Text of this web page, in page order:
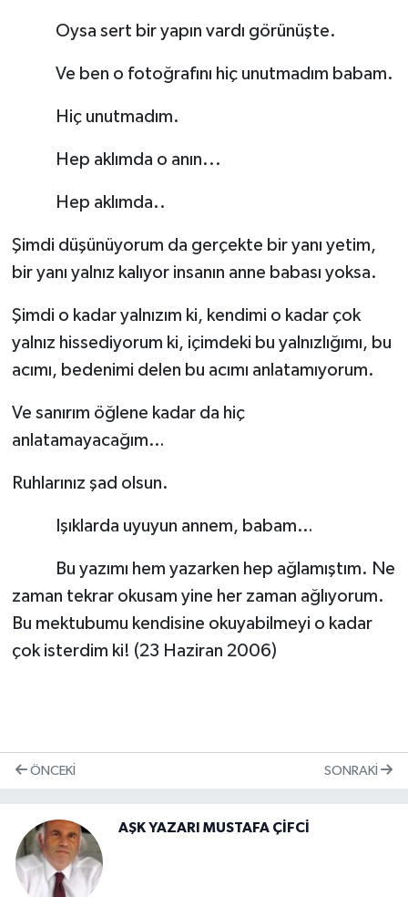
Oysa sert bir yapın vardı görünüşte.
Ve ben o fotoğrafını hiç unutmadım babam.
Hiç unutmadım.
Hep aklımda o anın...
Hep aklımda..
Şimdi düşünüyorum da gerçekte bir yanı yetim,
bir yanı yalnız kalıyor insanın anne babası yoksa.
Şimdi o kadar yalnızım ki, kendimi o kadar çok
yalnız hissediyorum ki, içimdeki bu yalnızlığımı, bu
acımı, bedenimi delen bu acımı anlatamıyorum.
Ve sanırım öğlene kadar da hiç
anlatamayacağım…
Ruhlarınız şad olsun.
Işıklarda uyuyun annem, babam…
Bu yazımı hem yazarken hep ağlamıştım. Ne
zaman tekrar okusam yine her zaman ağlıyorum.
Bu mektubumu kendisine okuyabilmeyi o kadar
çok isterdim ki! (23 Haziran 2006)
ÖNCEKI SONRAKI
AŞK YAZARI MUSTAFA ÇİFCİ